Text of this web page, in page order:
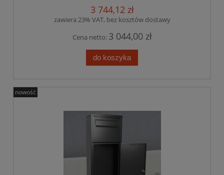
3 744,12 zł
zawiera 23% VAT, bez kosztów dostawy
Cena netto: 3 044,00 zł
do koszyka
nowość